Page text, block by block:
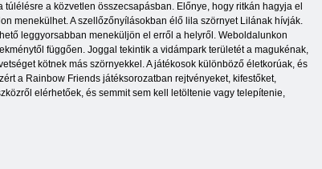
a közvetlen összecsapásban. Előnye, hogy ritkán hagyja el
menekülhet. A szellőzőnyílásokban élő lila szörnyet Lilának hívják.
leggyorsabban meneküljön el erről a helyről. Weboldalunkon
függően. Joggal tekintik a vidámpark területét a magukénak,
kötnek más szörnyekkel. A játékosok különböző életkorúak, és
a Rainbow Friends játéksorozatban rejtvényeket, kifestőket,
elérhetőek, és semmit sem kell letöltenie vagy telepítenie,